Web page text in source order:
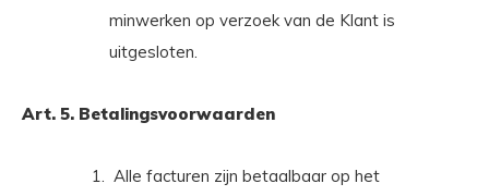
minwerken op verzoek van de Klant is
uitgesloten.
Art. 5. Betalingsvoorwaarden
Alle facturen zijn betaalbaar op het